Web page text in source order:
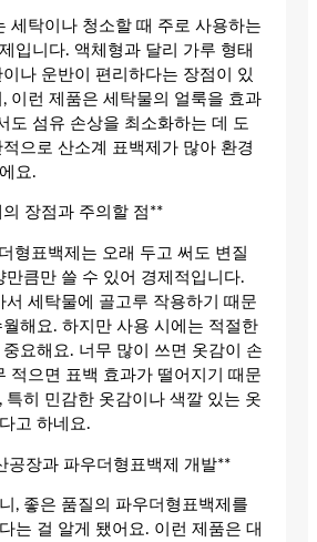
세탁이나 청소할 때 주로 사용하는
입니다. 액체형과 달리 가루 형태
나 운반이 편리하다는 장점이 있
이런 제품은 세탁물의 얼룩을 효과
도 섬유 손상을 최소화하는 데 도
으로 산소계 표백제가 많아 환경
요.
장점과 주의할 점**
형표백제는 오래 두고 써도 변질
만큼만 쓸 수 있어 경제적입니다.
서 세탁물에 골고루 작용하기 때문
해요. 하지만 사용 시에는 적절한
요해요. 너무 많이 쓰면 옷감이 손
적으면 표백 효과가 떨어지기 때문
특히 민감한 옷감이나 색깔 있는 옷
고 하네요.
공장과 파우더형표백제 개발**
, 좋은 품질의 파우더형표백제를
는 걸 알게 됐어요. 이런 제품은 대